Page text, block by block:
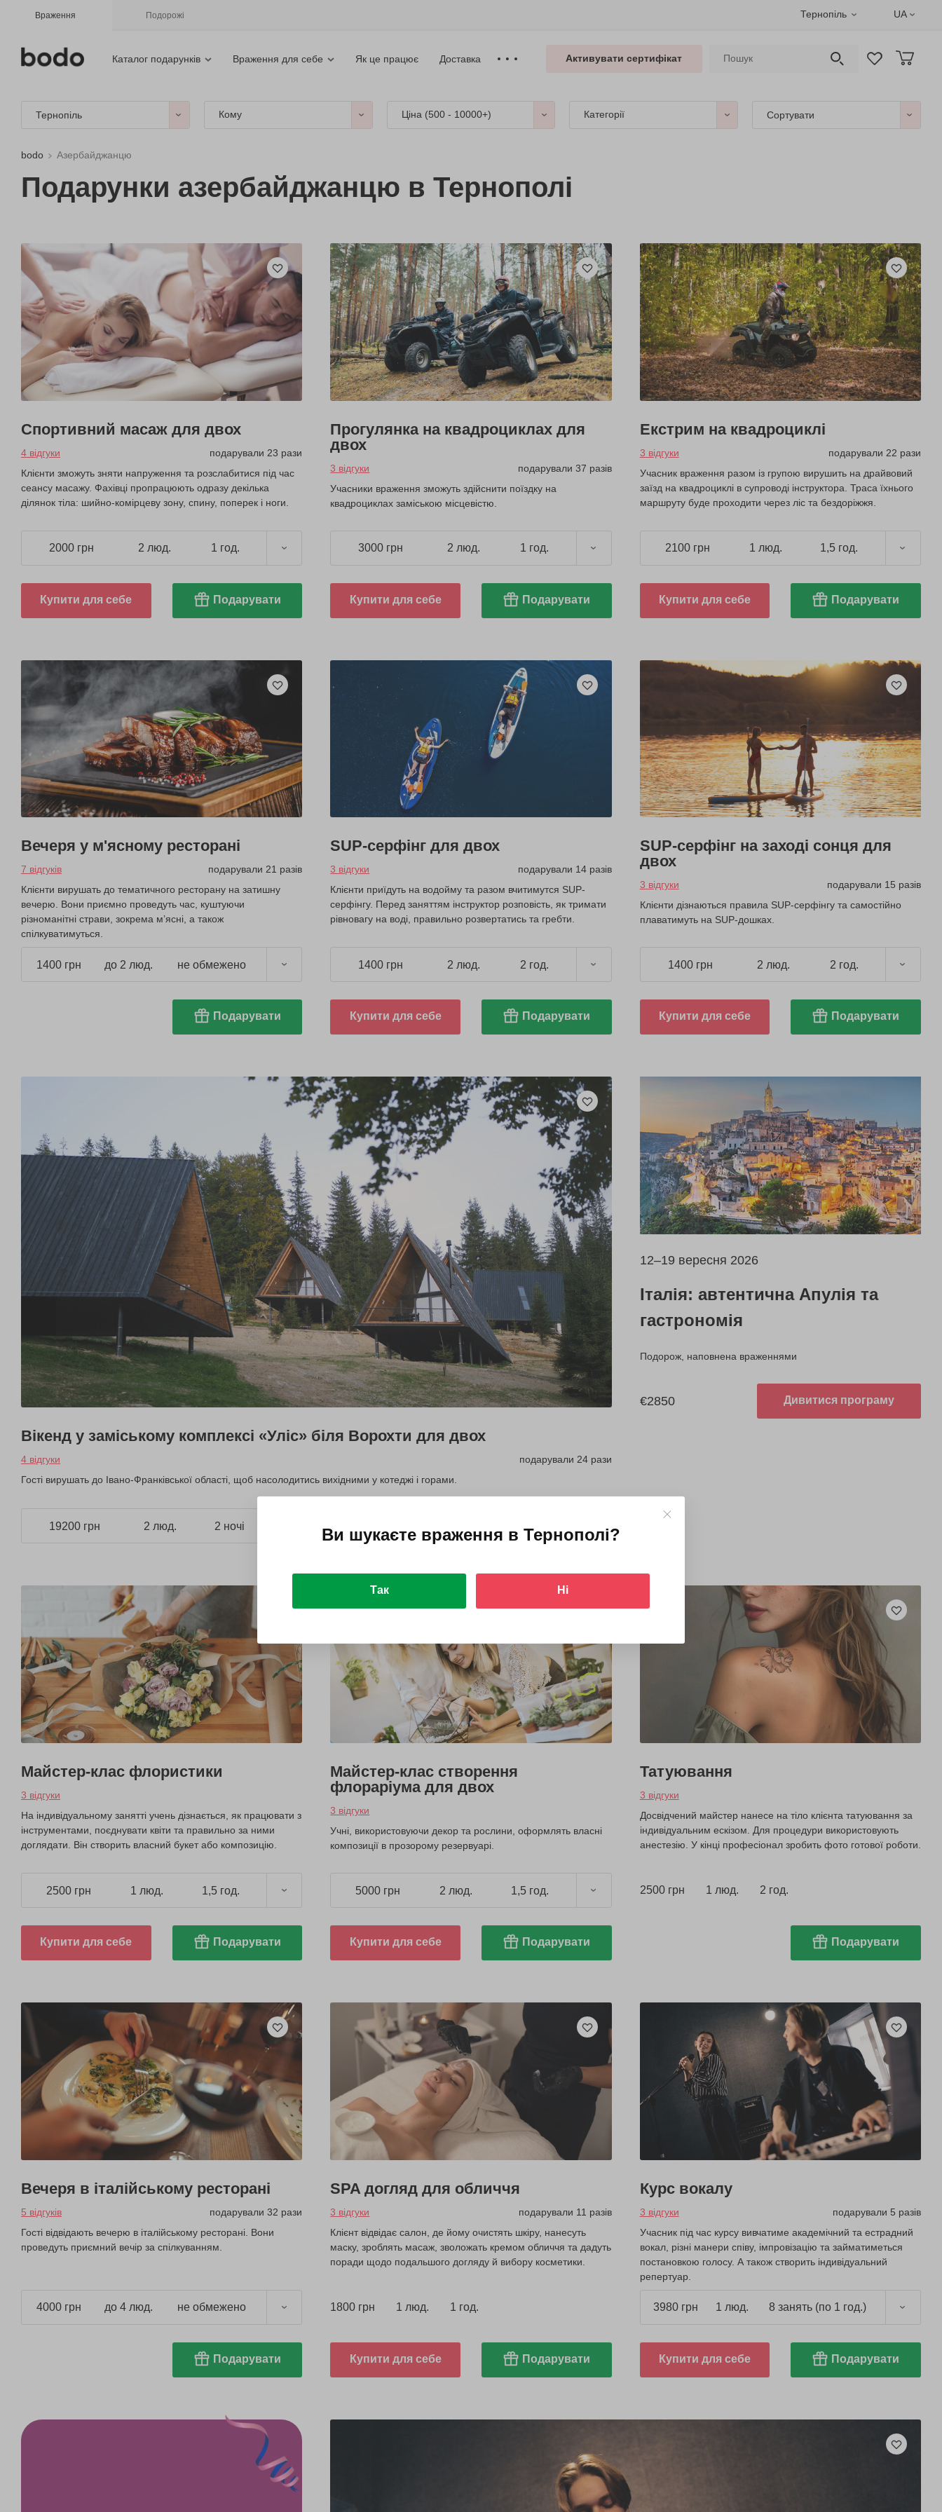
Враження Подорожі Тернопіль UA
Каталог подарунків Враження для себе Як це працює Доставка Активувати сертифікат
Тернопіль Кому Ціна (500 - 10000+) Категорії Сортувати
bodo Азербайджанцю
Подарунки азербайджанцю в Тернополі
Спортивний масаж для двох
4 відгуки
подарували 23 рази
Клієнти зможуть зняти напруження та розслабитися під час
сеансу масажу. Фахівці пропрацюють одразу декілька
ділянок тіла: шийно-комірцеву зону, спину, поперек і ноги.
2000 грн 2 люд. 1 год.
Купити для себе Подарувати
Прогулянка на квадроциклах для
двох
3 відгуки
подарували 37 разів
Учасники враження зможуть здійснити поїздку на
квадроциклах заміською місцевістю.
3000 грн 2 люд. 1 год.
Купити для себе Подарувати
Екстрим на квадроциклі
3 відгуки
подарували 22 рази
Учасник враження разом із групою вирушить на драйвовий
заїзд на квадроциклі в супроводі інструктора. Траса їхнього
маршруту буде проходити через ліс та бездоріжжя.
2100 грн 1 люд. 1,5 год.
Купити для себе Подарувати
Вечеря у м'ясному ресторані
7 відгуків
подарували 21 разів
Клієнти вирушать до тематичного ресторану на затишну
вечерю. Вони приємно проведуть час, куштуючи
різноманітні страви, зокрема м’ясні, а також
спілкуватимуться.
1400 грн до 2 люд. не обмежено
Подарувати
SUP-серфінг для двох
3 відгуки
подарували 14 разів
Клієнти приїдуть на водойму та разом вчитимутся SUP-
серфінгу. Перед заняттям інструктор розповість, як тримати
рівновагу на воді, правильно розвертатись та гребти.
1400 грн 2 люд. 2 год.
Купити для себе Подарувати
SUP-серфінг на заході сонця для
двох
3 відгуки
подарували 15 разів
Клієнти дізнаються правила SUP-серфінгу та самостійно
плаватимуть на SUP-дошках.
1400 грн 2 люд. 2 год.
Купити для себе Подарувати
Вікенд у заміському комплексі «Уліс» біля Ворохти для двох
4 відгуки
подарували 24 рази
Гості вирушать до Івано-Франківської області, щоб насолодитись вихідними у котеджі і горами.
19200 грн 2 люд. 2 ночі
12–19 вересня 2026
Італія: автентична Апулія та
гастрономія
Подорож, наповнена враженнями
€2850 Дивитися програму
Майстер-клас флористики
3 відгуки
На індивідуальному занятті учень дізнається, як працювати з
інструментами, поєднувати квіти та правильно за ними
доглядати. Він створить власний букет або композицію.
2500 грн 1 люд. 1,5 год.
Купити для себе Подарувати
Майстер-клас створення
флораріума для двох
3 відгуки
Учні, використовуючи декор та рослини, оформлять власні
композиції в прозорому резервуарі.
5000 грн 2 люд. 1,5 год.
Купити для себе Подарувати
Татуювання
3 відгуки
Досвідчений майстер нанесе на тіло клієнта татуювання за
індивідуальним ескізом. Для процедури використовують
анестезію. У кінці професіонал зробить фото готової роботи.
2500 грн 1 люд. 2 год.
Подарувати
Вечеря в італійському ресторані
5 відгуків
подарували 32 рази
Гості відвідають вечерю в італійському ресторані. Вони
проведуть приємний вечір за спілкуванням.
4000 грн до 4 люд. не обмежено
Подарувати
SPA догляд для обличчя
3 відгуки
подарували 11 разів
Клієнт відвідає салон, де йому очистять шкіру, нанесуть
маску, зроблять масаж, зволожать кремом обличчя та дадуть
поради щодо подальшого догляду й вибору косметики.
1800 грн 1 люд. 1 год.
Купити для себе Подарувати
Курс вокалу
3 відгуки
подарували 5 разів
Учасник під час курсу вивчатиме академічний та естрадний
вокал, різні манери співу, імпровізацію та займатиметься
постановкою голосу. А також створить індивідуальний
репертуар.
3980 грн 1 люд. 8 занять (по 1 год.)
Купити для себе Подарувати
Ви шукаєте враження в Тернополі?
Так Ні